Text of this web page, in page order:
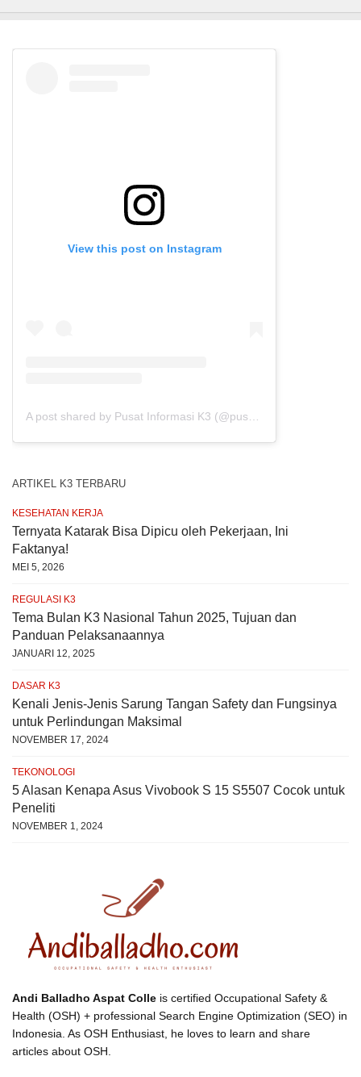
View this post on Instagram
ARTIKEL K3 TERBARU
KESEHATAN KERJA
Ternyata Katarak Bisa Dipicu oleh Pekerjaan, Ini
Faktanya!
MEI 5, 2026
REGULASI K3
Tema Bulan K3 Nasional Tahun 2025, Tujuan dan
Panduan Pelaksanaannya
JANUARI 12, 2025
DASAR K3
Kenali Jenis-Jenis Sarung Tangan Safety dan Fungsinya
untuk Perlindungan Maksimal
NOVEMBER 17, 2024
TEKONOLOGI
5 Alasan Kenapa Asus Vivobook S 15 S5507 Cocok untuk
Peneliti
NOVEMBER 1, 2024
Andi Balladho Aspat Colle is certified Occupational Safety &
Health (OSH) + professional Search Engine Optimization (SEO) in
Indonesia. As OSH Enthusiast, he loves to learn and share
articles about OSH.